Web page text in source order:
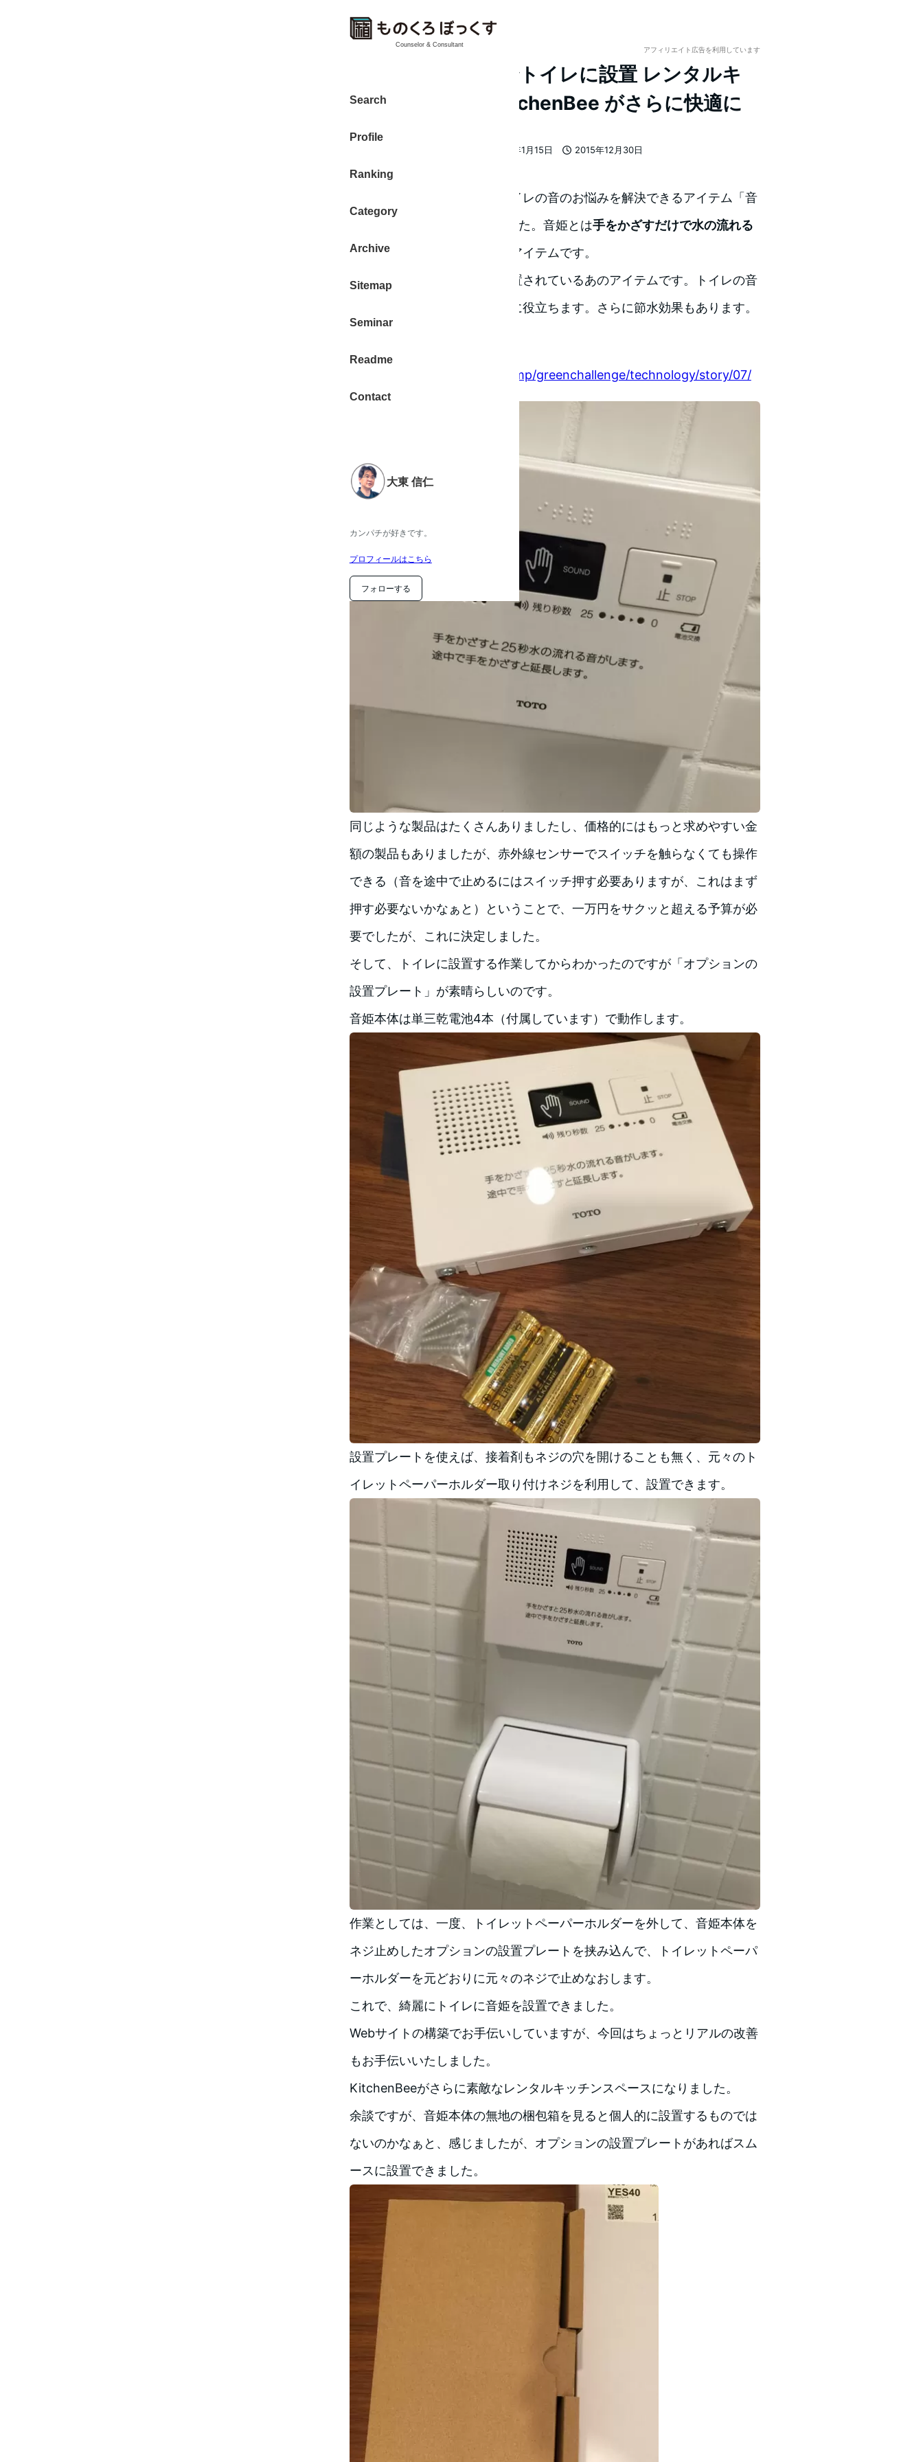
Counselor & Consultant
Search
Profile
Ranking
Category
Archive
Sitemap
Seminar
Readme
Contact
大東 信仁
カンパチが好きです。
プロフィールはこちら
フォローする
アフィリエイト広告を利用しています
音姫をDIYで自分でトイレに設置 レンタルキ
ッチンスペース kitchenBee がさらに快適に
2016年1月15日
2015年12月30日
者
トイレは大切な空間です。トイレの音のお悩みを解決できるアイテム「音
姫」をDIYで自分で設置しました。音姫とは手をかざすだけで水の流れる
擬音がスピーカーから流れる
アイテムです。
レストランなどのトイレに設置されているあのアイテムです。トイレの音
を聞かれたくないというときに役立ちます。さらに節水効果もあります。
http://www.toto.co.jp/smp/greenchallenge/technology/story/07/
同じような製品はたくさんありましたし、価格的にはもっと求めやすい金
額の製品もありましたが、赤外線センサーでスイッチを触らなくても操作
できる（音を途中で止めるにはスイッチ押す必要ありますが、これはまず
押す必要ないかなぁと）ということで、一万円をサクッと超える予算が必
要でしたが、これに決定しました。
そして、トイレに設置する作業してからわかったのですが「オプションの
設置プレート」が素晴らしいのです。
音姫本体は単三乾電池4本（付属しています）で動作します。
設置プレートを使えば、接着剤もネジの穴を開けることも無く、元々のト
イレットペーパーホルダー取り付けネジを利用して、設置できます。
作業としては、一度、トイレットペーパーホルダーを外して、音姫本体を
ネジ止めしたオプションの設置プレートを挟み込んで、トイレットペーパ
ーホルダーを元どおりに元々のネジで止めなおします。
これで、綺麗にトイレに音姫を設置できました。
Webサイトの構築でお手伝いしていますが、今回はちょっとリアルの改善
もお手伝いいたしました。
KitchenBeeがさらに素敵なレンタルキッチンスペースになりました。
余談ですが、音姫本体の無地の梱包箱を見ると個人的に設置するものでは
ないのかなぁと、感じましたが、オプションの設置プレートがあればスム
ースに設置できました。